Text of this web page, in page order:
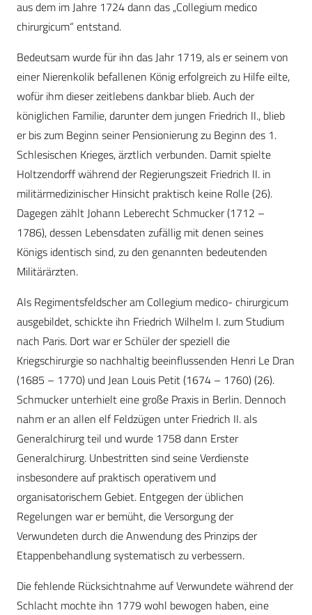
aus dem im Jahre 1724 dann das „Collegium medico
chirurgicum“ entstand.
Bedeutsam wurde für ihn das Jahr 1719, als er seinem von
einer Nierenkolik befallenen König erfolgreich zu Hilfe eilte,
wofür ihm dieser zeitlebens dankbar blieb. Auch der
königlichen Familie, darunter dem jungen Friedrich II., blieb
er bis zum Beginn seiner Pensionierung zu Beginn des 1.
Schlesischen Krieges, ärztlich verbunden. Damit spielte
Holtzendorff während der Regierungszeit Friedrich II. in
militärmedizinischer Hinsicht praktisch keine Rolle (26).
Dagegen zählt Johann Leberecht Schmucker (1712 –
1786), dessen Lebensdaten zufällig mit denen seines
Königs identisch sind, zu den genannten bedeutenden
Militärärzten.
Als Regimentsfeldscher am Collegium medico- chirurgicum
ausgebildet, schickte ihn Friedrich Wilhelm I. zum Studium
nach Paris. Dort war er Schüler der speziell die
Kriegschirurgie so nachhaltig beeinflussenden Henri Le Dran
(1685 – 1770) und Jean Louis Petit (1674 – 1760) (26).
Schmucker unterhielt eine große Praxis in Berlin. Dennoch
nahm er an allen elf Feldzügen unter Friedrich II. als
Generalchirurg teil und wurde 1758 dann Erster
Generalchirurg. Unbestritten sind seine Verdienste
insbesondere auf praktisch operativem und
organisatorischem Gebiet. Entgegen der üblichen
Regelungen war er bemüht, die Versorgung der
Verwundeten durch die Anwendung des Prinzips der
Etappenbehandlung systematisch zu verbessern.
Die fehlende Rücksichtnahme auf Verwundete während der
Schlacht mochte ihn 1779 wohl bewogen haben, eine